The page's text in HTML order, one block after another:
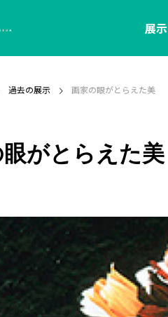
展示
過去の展示 画家の眼がとらえた美
がとらえた美